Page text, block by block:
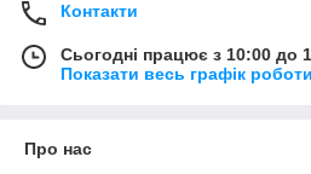
Контакти
Сьогодні працює з 10:00 до
Показати весь графік роботи
Про нас